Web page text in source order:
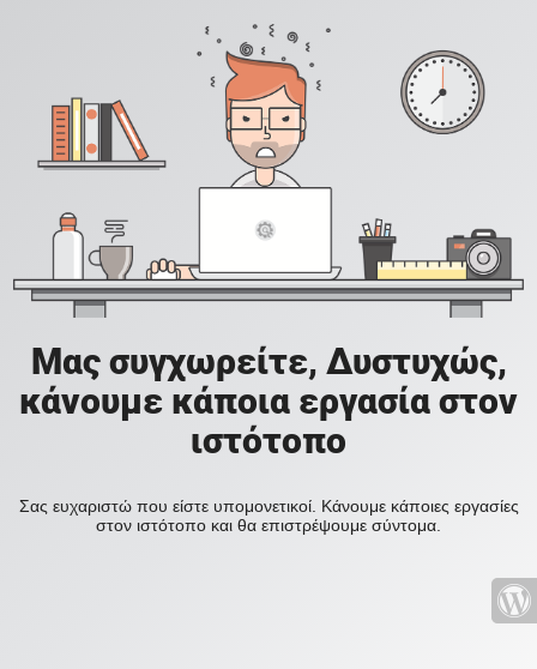
Μας συγχωρείτε, Δυστυχώς,
κάνουμε κάποια εργασία στον
ιστότοπο
Σας ευχαριστώ που είστε υπομονετικοί. Κάνουμε κάποιες εργασίες
στον ιστότοπο και θα επιστρέψουμε σύντομα.